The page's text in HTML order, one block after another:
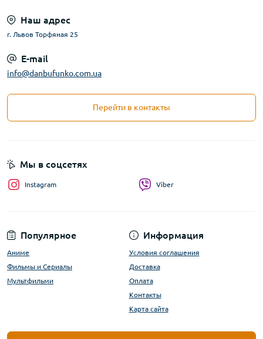
Наш адрес
г. Львов Торфяная 25
E-mail
info@danbufunko.com.ua
Перейти в контакты
Популярное
Аниме
Фильмы и Сериалы
Мультфильми
Информация
Условия соглашения
Доставка
Оплата
Контакты
Карта сайта
Мы в соцсетях
Instagram Viber